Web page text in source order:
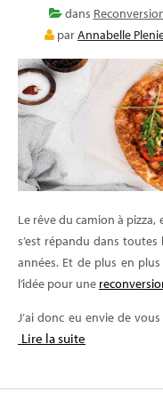
dans
parAnnabelle
Le rêve du camion à
s’est répandu dans
années. Et de plus en
l’idée pour une
J’ai donc eu envie de
Lire la suite